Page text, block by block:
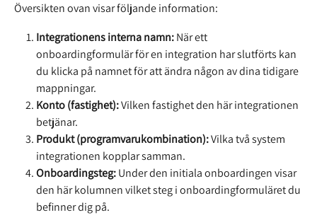
Översikten ovan visar följande information:
Integrationens interna namn: När ett
onboardingformulär för en integration har slutförts kan
du klicka på namnet för att ändra någon av dina tidigare
mappningar.
Konto (fastighet): Vilken fastighet den här integrationen
betjänar.
Produkt (programvarukombination): Vilka två system
integrationen kopplar samman.
Onboardingsteg: Under den initiala onboardingen visar
den här kolumnen vilket steg i onboardingformuläret du
befinner dig på.